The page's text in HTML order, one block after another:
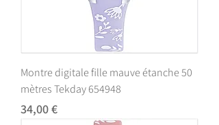
Montre digitale fille mauve étanche 50
mètres Tekday 654948
Prix
34,00 €